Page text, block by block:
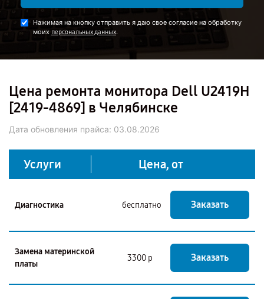
Нажимая на кнопку отправить я даю свое согласие на обработку
моих персональных данных.
Цена ремонта монитора Dell U2419H
[2419-4869] в Челябинске
Дата обновления прайса: 03.08.2026
Услуги Цена, от
Диагностика бесплатно Заказать
Замена материнской
платы
3300 р Заказать